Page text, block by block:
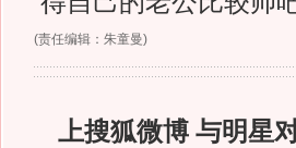
(责任编辑：朱童曼)
上搜狐微博 与明星